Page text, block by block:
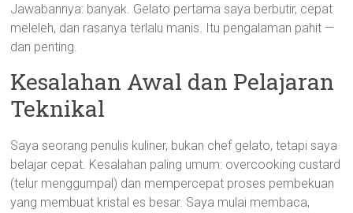
Jawabannya: banyak. Gelato pertama saya berbutir, cepat
meleleh, dan rasanya terlalu manis. Itu pengalaman pahit —
dan penting.
Kesalahan Awal dan Pelajaran
Teknikal
Saya seorang penulis kuliner, bukan chef gelato, tetapi saya
belajar cepat. Kesalahan paling umum: overcooking custard
(telur menggumpal) dan mempercepat proses pembekuan
yang membuat kristal es besar. Saya mulai membaca,